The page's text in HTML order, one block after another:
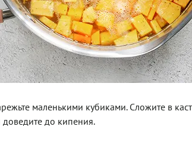
маленькими кубиками. Сложите в
доведите до кипения.